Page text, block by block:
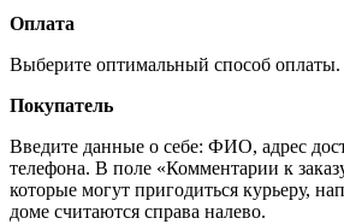
Оплата
Выберите оптимальный способ оплаты.
Покупатель
Введите данные о себе: ФИО, адрес
телефона. В поле «Комментарии к
которые могут пригодиться курьеру,
доме считаются справа налево.